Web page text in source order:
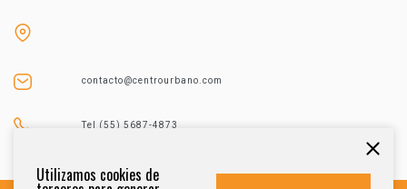
contacto@centrourbano.com
Tel (55) 5687-4873
Utilizamos cookies de